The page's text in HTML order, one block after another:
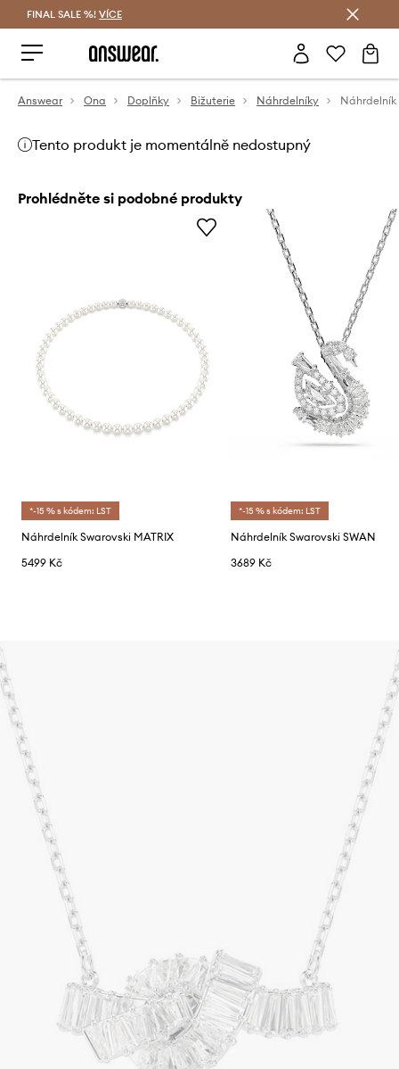
FINAL SALE %! VÍCE
Answear Ona Doplňky Bižuterie Náhrdelníky Náhrdelník
Tento produkt je momentálně nedostupný
Prohlédněte si podobné produkty
*-15 % s kódem: LST
Náhrdelník Swarovski MATRIX
5499 Kč
*-15 % s kódem: LST
Náhrdelník Swarovski SWAN
3689 Kč